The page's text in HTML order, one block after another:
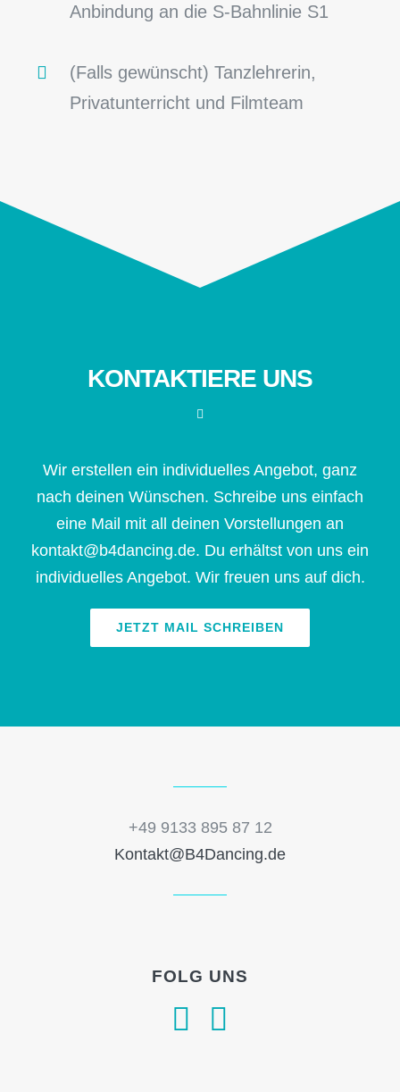
Anbindung an die S-Bahnlinie S1
(Falls gewünscht) Tanzlehrerin,
Privatunterricht und Filmteam
KONTAKTIERE UNS
Wir erstellen ein individuelles Angebot, ganz
nach deinen Wünschen. Schreibe uns einfach
eine Mail mit all deinen Vorstellungen an
kontakt@b4dancing.de. Du erhältst von uns ein
individuelles Angebot. Wir freuen uns auf dich.
JETZT MAIL SCHREIBEN
+49 9133 895 87 12
Kontakt@B4Dancing.de
FOLG UNS